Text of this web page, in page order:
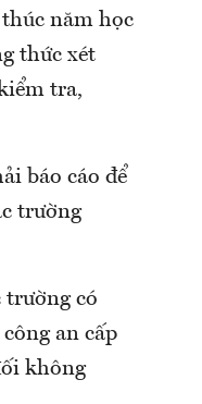
năm học
thức xét
tra,
báo cáo để
trường
trường có
an cấp
không